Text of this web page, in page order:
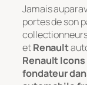
Jamais
portes de son
etRenault
Renault Icons
fondateur